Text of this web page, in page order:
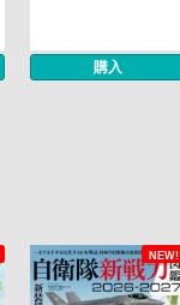
購入
NEW!